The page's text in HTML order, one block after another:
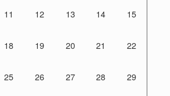
11 12 13 14 15
18 19 20 21 22
25 26 27 28 29